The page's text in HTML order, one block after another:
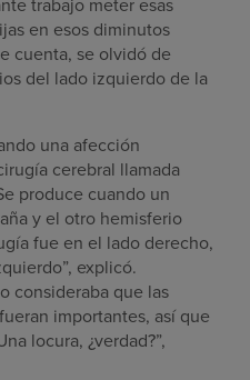
trabajo meter esas
en esos diminutos
cuenta, se olvidó de
del lado izquierdo de la
una afección
cerebral llamada
produce cuando un
y el otro hemisferio
fue en el lado derecho,
explicó.
consideraba que las
importantes, así que
locura, ¿verdad?”,